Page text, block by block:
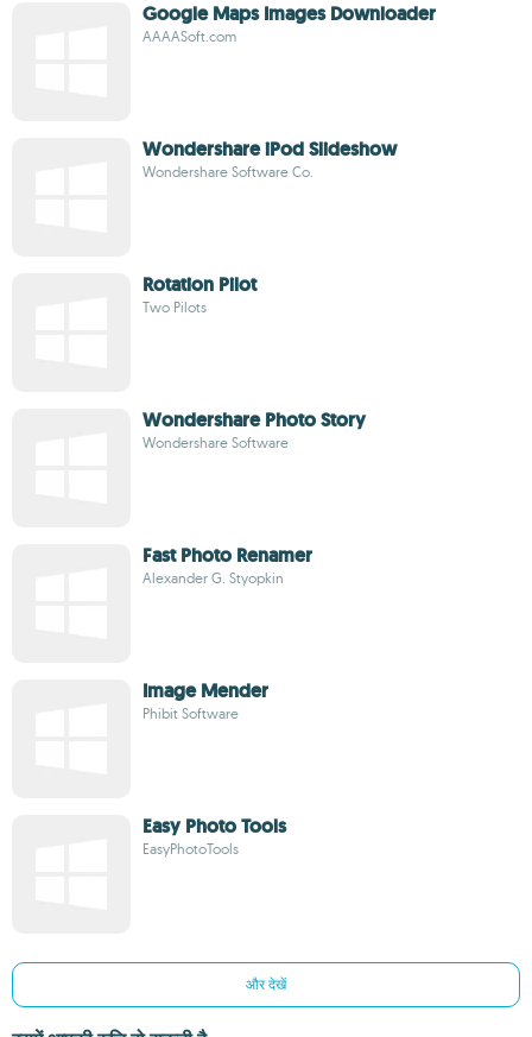
Google Maps Images Downloader
AAAASoft.com
Wondershare iPod Slideshow
Wondershare Software Co.
Rotation Pilot
Two Pilots
Wondershare Photo Story
Wondershare Software
Fast Photo Renamer
Alexander G. Styopkin
Image Mender
Phibit Software
Easy Photo Tools
EasyPhotoTools
और देखें